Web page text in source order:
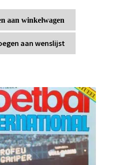
aan winkelwagen
aan wenslijst